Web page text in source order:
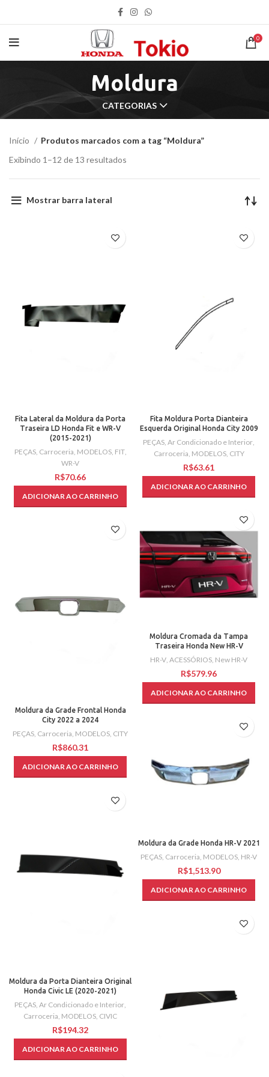
0
Moldura
CATEGORIAS
Início
Produtos marcados com a tag “Moldura”
Exibindo 1–12 de 13 resultados
Mostrar barra lateral
Fita Lateral da Moldura da Porta
Traseira LD Honda Fit e WR-V
(2015-2021)
PEÇAS, Carroceria, MODELOS, FIT,
WR-V
R$
ADICIONAR AO CARRINHO
Fita Moldura Porta Dianteira
Esquerda Original Honda City 2009
PEÇAS, Ar Condicionado e Interior,
Carroceria, MODELOS, CITY
R$
ADICIONAR AO CARRINHO
Moldura Cromada da Tampa
Traseira Honda New HR-V
HR-V, ACESSÓRIOS, New HR-V
R$
ADICIONAR AO CARRINHO
Moldura da Grade Frontal Honda
City 2022 a 2024
PEÇAS, Carroceria, MODELOS, CITY
R$
ADICIONAR AO CARRINHO
Moldura da Grade Honda HR-V 2021
PEÇAS, Carroceria, MODELOS, HR-V
R$
ADICIONAR AO CARRINHO
Moldura da Porta Dianteira Original
Honda Civic LE (2020-2021)
PEÇAS, Ar Condicionado e Interior,
Carroceria, MODELOS, CIVIC
R$
ADICIONAR AO CARRINHO